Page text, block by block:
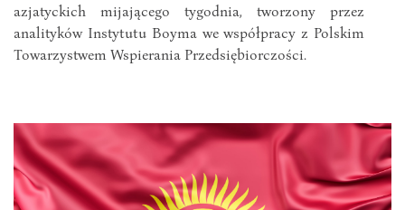
azjatyckich mijającego tygodnia, tworzony przez
analityków Instytutu Boyma we współpracy z Polskim
Towarzystwem Wspierania Przedsiębiorczości.